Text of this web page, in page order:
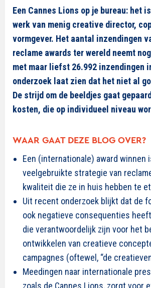
Een Cannes Lions op je bureau: het
werk van menig creative director,
vormgever. Het aantal inzendingen
reclame awards ter wereld neemt
met maar liefst 26.992 inzendingen
onderzoek laat zien dat het niet al
De strijd om de beeldjes gaat
kosten, die op individueel niveau
WAAR GAAT DEZE BLOG OVER?
Een (internationale) award winnen
veelgebruikte strategie van
kwaliteit die ze in huis hebben te
Uit recent onderzoek blijkt dat de
ook negatieve consequenties
die verantwoordelijk zijn voor het
ontwikkelen van creatieve
campagnes (oftewel, “de
Meedingen naar internationale
zoals de Cannes Lions, zorgt voor